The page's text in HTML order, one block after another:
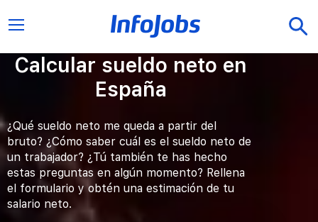
Calcular sueldo neto en
España
¿Qué sueldo neto me queda a partir del
bruto? ¿Cómo saber cuál es el sueldo neto de
un trabajador? ¿Tú también te has hecho
estas preguntas en algún momento? Rellena
el formulario y obtén una estimación de tu
salario neto.